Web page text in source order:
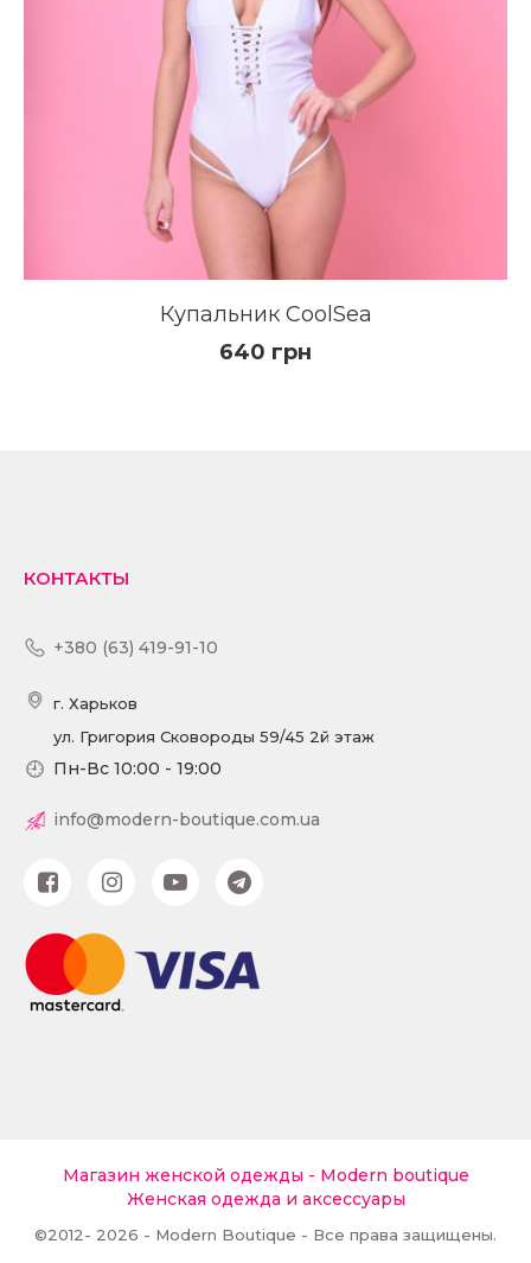
Купальник CoolSea
640 грн
КОНТАКТЫ
+380 (63) 419-91-10
г. Харьков
ул. Григория Сковороды 59/45 2й этаж
Пн-Вс 10:00 - 19:00
info@modern-boutique.com.ua
Магазин женской одежды - Modern boutique
Женская одежда и аксессуары
©2012- 2026 - Modern Boutique - Все права защищены.